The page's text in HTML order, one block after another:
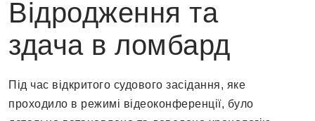
Відродження та
здача в ломбард
Під час відкритого судового засідання, яке
проходило в режимі відеоконференції, було